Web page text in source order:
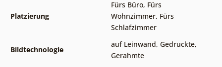
Platzierung
Fürs Büro, Fürs
Wohnzimmer, Fürs
Schlafzimmer
Bildtechnologie
auf Leinwand, Gedruckte,
Gerahmte